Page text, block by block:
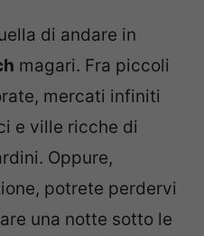
di andare in
magari. Fra piccoli
mercati infiniti
e ville ricche di
Oppure,
potrete perdervi
una notte sotto le